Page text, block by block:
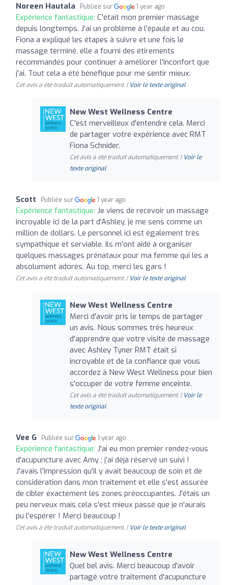
Noreen Hautala Publiée sur 1 year ago
Expérience fantastique: C'était mon premier massage
depuis longtemps. J'ai un problème à l'épaule et au cou.
Fiona a expliqué les étapes à suivre et une fois le
massage terminé, elle a fourni des étirements
recommandés pour continuer à améliorer l'inconfort que
j'ai. Tout cela a été bénéfique pour me sentir mieux.
Cet avis a été traduit automatiquement. | Voir le texte original
New West Wellness Centre
C'est merveilleux d'entendre cela. Merci
de partager votre expérience avec RMT
Fiona Schnider.
Cet avis a été traduit automatiquement. | Voir le
texte original
Scott Publiée sur 1 year ago
Expérience fantastique: Je viens de recevoir un massage
incroyable ici de la part d'Ashley, je me sens comme un
million de dollars. Le personnel ici est également très
sympathique et serviable. Ils m'ont aidé à organiser
quelques massages prénataux pour ma femme qui les a
absolument adorés. Au top, merci les gars !
Cet avis a été traduit automatiquement. | Voir le texte original
New West Wellness Centre
Merci d'avoir pris le temps de partager
un avis. Nous sommes très heureux
d'apprendre que votre visite de massage
avec Ashley Tyner RMT était si
incroyable et de la confiance que vous
accordez à New West Wellness pour bien
s'occuper de votre femme enceinte.
Cet avis a été traduit automatiquement. | Voir le
texte original
Vee G Publiée sur 1 year ago
Expérience fantastique: J'ai eu mon premier rendez-vous
d'acupuncture avec Amy ; j'ai déjà réservé un suivi !
J'avais l'impression qu'il y avait beaucoup de soin et de
considération dans mon traitement et elle s'est assurée
de cibler exactement les zones préoccupantes. J'étais un
peu nerveux mais cela s'est mieux passé que je n'aurais
pu l'espérer ! Merci beaucoup !
Cet avis a été traduit automatiquement. | Voir le texte original
New West Wellness Centre
Quel bel avis. Merci beaucoup d'avoir
partagé votre traitement d'acupuncture